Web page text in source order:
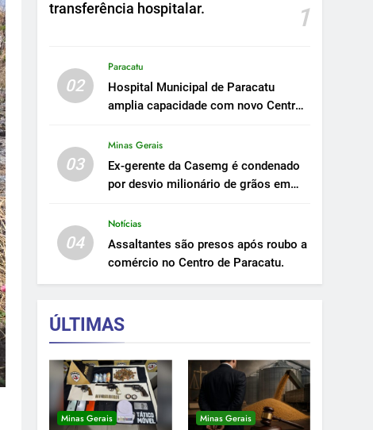
transferência hospitalar.
1
02
Paracatu
Hospital Municipal de Paracatu
amplia capacidade com novo Centro
03
Minas Gerais
Ex-gerente da Casemg é condenado
por desvio milionário de grãos em
04
Notícias
Assaltantes são presos após roubo a
comércio no Centro de Paracatu.
ÚLTIMAS
Minas Gerais Minas Gerais